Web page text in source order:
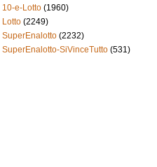
10-e-Lotto (1960)
Lotto (2249)
SuperEnalotto (2232)
SuperEnalotto-SiVinceTutto (531)